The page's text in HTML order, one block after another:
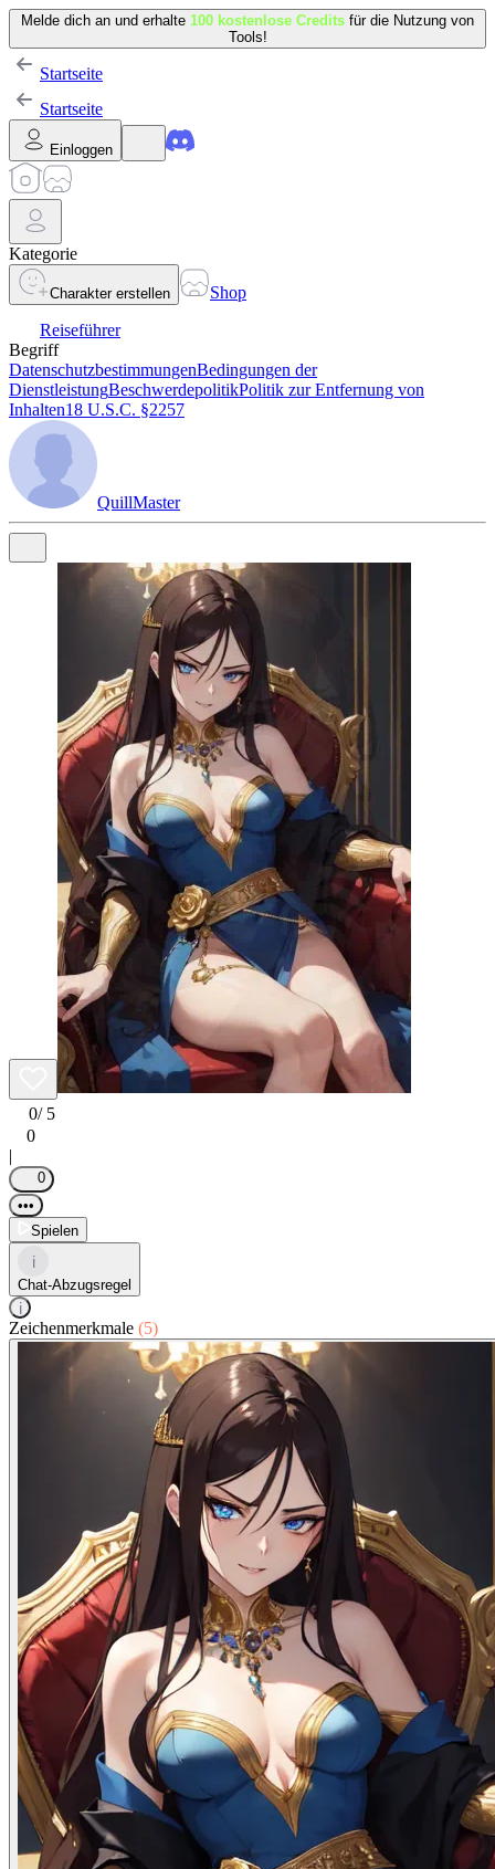
Melde dich an und erhalte 100 kostenlose Credits für die Nutzung von
Tools!
Startseite
Startseite
Einloggen
Kategorie
Charakter erstellen
Shop
Reiseführer
Begriff
DatenschutzbestimmungenBedingungen der
DienstleistungBeschwerdepolitikPolitik zur Entfernung von
Inhalten18 U.S.C. §2257
QuillMaster
0/ 5
0
|
0
•••
Spielen
i
Chat-Abzugsregel
i
Zeichenmerkmale (5)